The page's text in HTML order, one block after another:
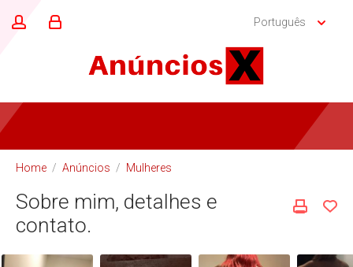
Português
Home / Anúncios / Mulheres
Sobre mim, detalhes e
contato.